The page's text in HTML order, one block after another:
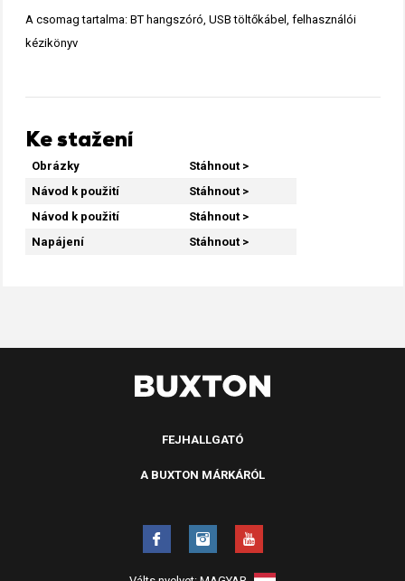
A csomag tartalma: BT hangszóró, USB töltőkábel, felhasználói
kézikönyv
Ke stažení
Obrázky
Stáhnout >
Návod k použití
Stáhnout >
Návod k použití
Stáhnout >
Napájení
Stáhnout >
FEJHALLGATÓ
A BUXTON MÁRKÁRÓL